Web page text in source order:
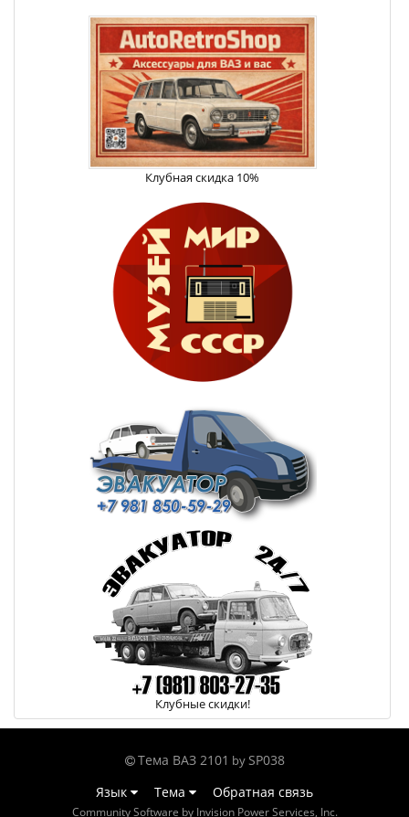
Клубная скидка 10%
Клубные скидки!
Тема ВАЗ 2101 bySP038
Язык
Тема Обратная связь
Community Software by Invision Power Services, Inc.